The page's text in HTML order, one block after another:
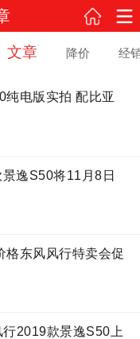
文章 降价 经
纯电版实拍 配比亚
逸S50将11月8日
格东风风行特卖会促
2019款景逸S50上